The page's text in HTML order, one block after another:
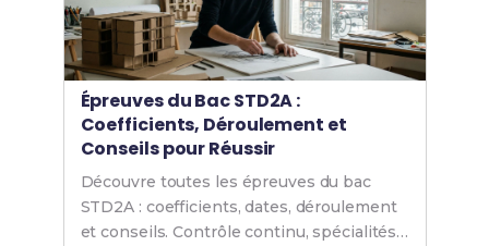
Épreuves du Bac STD2A :
Coefficients, Déroulement et
Conseils pour Réussir
Découvre toutes les épreuves du bac
STD2A : coefficients, dates, déroulement
et conseils. Contrôle continu, spécialités